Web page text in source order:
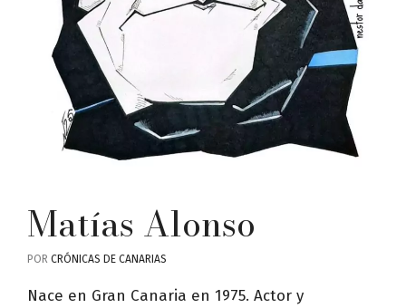
Matías Alonso
POR CRÓNICAS DE CANARIAS
Nace en Gran Canaria en 1975. Actor y